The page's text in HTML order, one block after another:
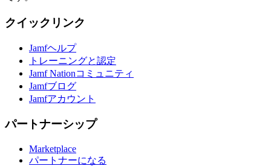
クイックリンク
Jamfヘルプ
トレーニングと認定
Jamf Nationコミュニティ
Jamfブログ
Jamfアカウント
パートナーシップ
Marketplace
パートナーになる